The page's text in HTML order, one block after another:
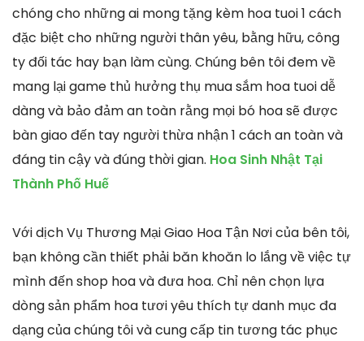
chóng cho những ai mong tặng kèm hoa tuoi 1 cách
đặc biệt cho những người thân yêu, bằng hữu, công
ty đối tác hay bạn làm cùng. Chúng bên tôi đem về
mang lại game thủ hưởng thụ mua sắm hoa tuoi dễ
dàng và bảo đảm an toàn rằng mọi bó hoa sẽ được
bàn giao đến tay người thừa nhận 1 cách an toàn và
đáng tin cậy và đúng thời gian. Hoa Sinh Nhật Tại
Thành Phố Huế
Với dịch Vụ Thương Mại Giao Hoa Tận Nơi của bên tôi,
bạn không cần thiết phải băn khoăn lo lắng về việc tự
mình đến shop hoa và đưa hoa. Chỉ nên chọn lựa
dòng sản phẩm hoa tươi yêu thích tự danh mục đa
dạng của chúng tôi và cung cấp tin tương tác phục